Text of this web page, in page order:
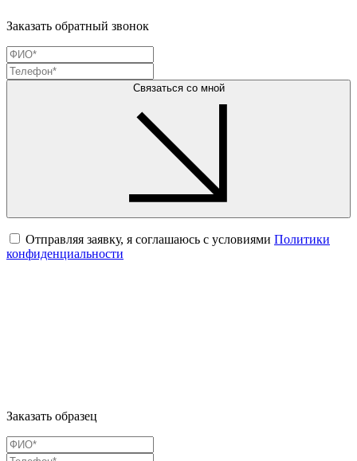
Заказать обратный звонок
Связаться со мной
Отправляя заявку, я соглашаюсь с условиями Политики
конфиденциальности
Заказать образец